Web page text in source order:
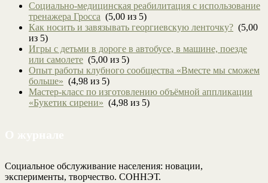
Социально-медицинская реабилитация с использование
тренажера Гросса (5,00 из 5)
Как носить и завязывать георгиевскую ленточку? (5,00
из 5)
Игры с детьми в дороге в автобусе, в машине, поезде
или самолете (5,00 из 5)
Опыт работы клубного сообщества «Вместе мы сможем
больше» (4,98 из 5)
Мастер-класс по изготовлению объёмной аппликации
«Букетик сирени» (4,98 из 5)
Социальное обслуживание населения: новации,
эксперименты, творчество. СОННЭТ.